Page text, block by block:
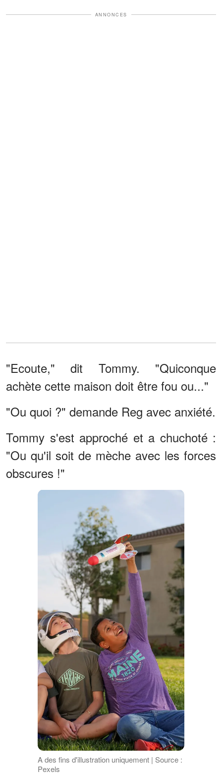
ANNONCES
"Ecoute," dit Tommy. "Quiconque
achète cette maison doit être fou ou..."
"Ou quoi ?" demande Reg avec anxiété.
Tommy s'est approché et a chuchoté :
"Ou qu'il soit de mèche avec les forces
obscures !"
A des fins d'illustration uniquement | Source :
Pexels